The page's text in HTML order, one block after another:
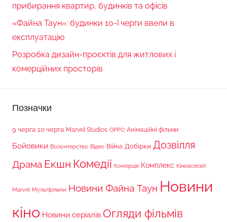
прибирання квартир, будинків та офісів
«Файна Таун»: будинки 10-ї черги ввели в
експлуатацію
Розробка дизайн-проєктів для житлових і
комерційних просторів
Позначки
9 черга 10 черга Marvel Studios OPPO Анімаційні фільми
Бойовики Волонтерство Відео Війна Добірки Дозвілля
Драма Екшн Комедії Комерція Комплекс Кіновсесвіт
Marvel Мультфільми Новини Файна Таун Новини
кіно Новини серіалів Огляди фільмів